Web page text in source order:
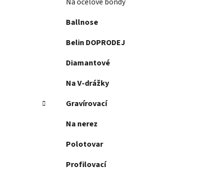
Ballnose
Belin DOPRODEJ
Diamantové
Na V-drážky
Gravírovací
Na nerez
Polotovar
Profilovací